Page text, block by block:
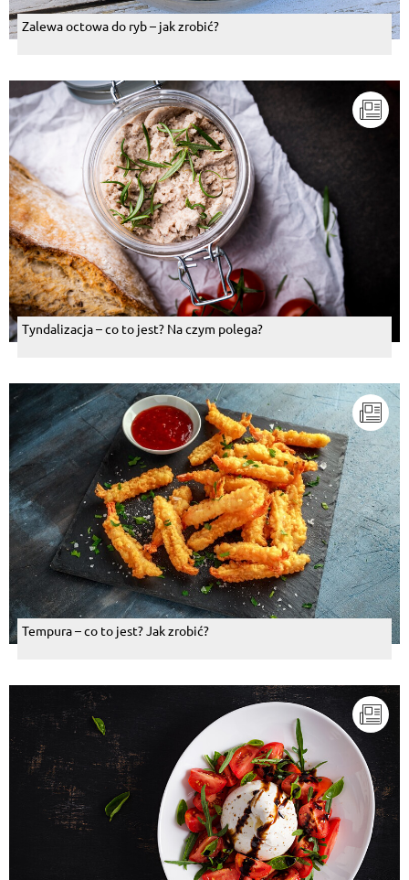
Zalewa octowa do ryb – jak zrobić?
Tyndalizacja – co to jest? Na czym polega?
Tempura – co to jest? Jak zrobić?